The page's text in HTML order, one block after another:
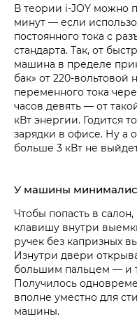
В теории i‑JOY можно
минут — если
постоянного тока с
стандарта. Так, от
машина в пределе
бак» от 220-вольтовой
переменного тока
часов девять — от
кВт энергии. Годится
зарядки в офисе. Ну а
больше 3 кВт не
У машины
Чтобы попасть в
клавишу внутри
ручек без капризных
Изнутри двери
большим пальцем — и
Получилось
вполне уместно для
машины.